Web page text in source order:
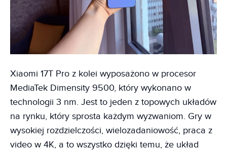
Xiaomi 17T Pro z kolei wyposażono w procesor
MediaTek Dimensity 9500, który wykonano w
technologii 3 nm. Jest to jeden z topowych układów
na rynku, który sprosta każdym wyzwaniom. Gry w
wysokiej rozdzielczości, wielozadaniowość, praca z
video w 4K, a to wszystko dzięki temu, że układ